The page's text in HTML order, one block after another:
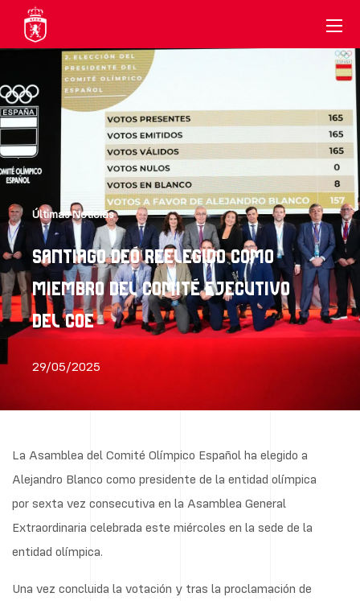
Últimas Noticias
SANTIAGO DEÓ REELEGIDO COMO
MIEMBRO DEL COMITÉ EJECUTIVO
DEL COE
29/05/2025
La Asamblea del Comité Olímpico Español ha elegido a
Alejandro Blanco como presidente de la entidad olímpica
por sexta vez consecutiva en la Asamblea General
Extraordinaria celebrada este miércoles en la sede de la
entidad olímpica.
Una vez concluida la votación y tras la proclamación de